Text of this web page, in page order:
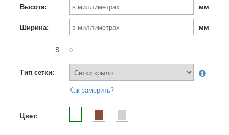
Высота: мм
Ширина: мм
S = 0
Тип сетки:
Как замерить?
Цвет: